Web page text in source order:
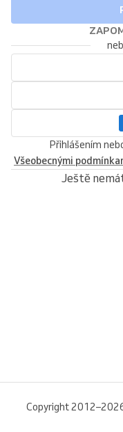
Přihlášením
Všeobecnými
Ještě
Copyright